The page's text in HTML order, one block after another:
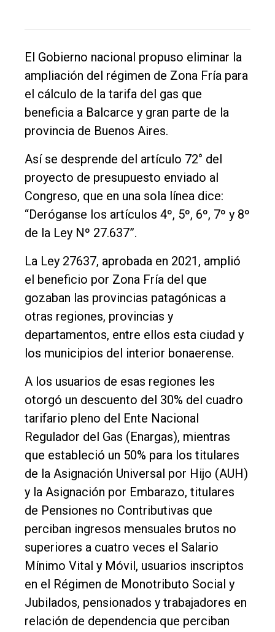
General
Política
Cultura
Entrevistas
Rural
Fúnebres
Edición
Empresa
Nosotros
Contacto
El Gobierno nacional propuso eliminar la
ampliación del régimen de Zona Fría para
el cálculo de la tarifa del gas que
beneficia a Balcarce y gran parte de la
provincia de Buenos Aires.
Así se desprende del artículo 72° del
proyecto de presupuesto enviado al
Congreso, que en una sola línea dice:
“Deróganse los artículos 4º, 5º, 6º, 7º y 8º
de la Ley Nº 27.637”.
La Ley 27637, aprobada en 2021, amplió
el beneficio por Zona Fría del que
gozaban las provincias patagónicas a
otras regiones, provincias y
departamentos, entre ellos esta ciudad y
los municipios del interior bonaerense.
A los usuarios de esas regiones les
otorgó un descuento del 30% del cuadro
tarifario pleno del Ente Nacional
Regulador del Gas (Enargas), mientras
que estableció un 50% para los titulares
de la Asignación Universal por Hijo (AUH)
y la Asignación por Embarazo, titulares
de Pensiones no Contributivas que
perciban ingresos mensuales brutos no
superiores a cuatro veces el Salario
Mínimo Vital y Móvil, usuarios inscriptos
en el Régimen de Monotributo Social y
Jubilados, pensionados y trabajadores en
relación de dependencia que perciban